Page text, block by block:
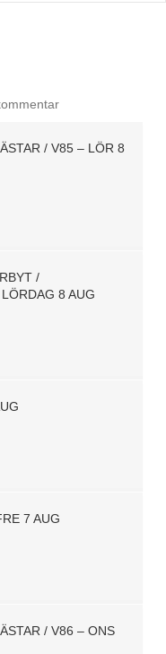
/ V85 – LÖR 8
/
8 AUG
7 AUG
/ V86 – ONS